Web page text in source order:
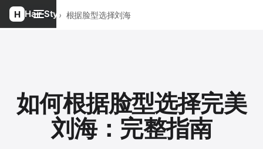
Hair Style
首页 › 博客 › 根据脸型选择刘海
如何根据脸型选择完美
刘海：完整指南